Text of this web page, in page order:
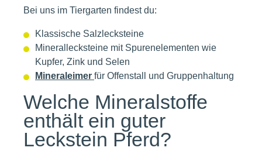
Bei uns im Tiergarten findest du:
Klassische Salzlecksteine
Minerallecksteine mit Spurenelementen wie
Kupfer, Zink und Selen
Mineraleimer für Offenstall und Gruppenhaltung
Welche Mineralstoffe
enthält ein guter
Leckstein Pferd?